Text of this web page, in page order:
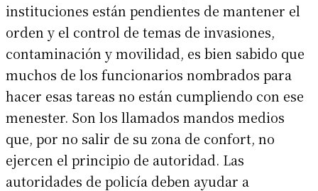
instituciones están pendientes de mantener el
orden y el control de temas de invasiones,
contaminación y movilidad, es bien sabido que
muchos de los funcionarios nombrados para
hacer esas tareas no están cumpliendo con ese
menester. Son los llamados mandos medios
que, por no salir de su zona de confort, no
ejercen el principio de autoridad. Las
autoridades de policía deben ayudar a